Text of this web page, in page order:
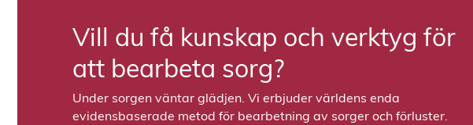
Vill du få kunskap och verktyg för
att bearbeta sorg?
Under sorgen väntar glädjen. Vi erbjuder världens enda
evidensbaserade metod för bearbetning av sorger och förluster.